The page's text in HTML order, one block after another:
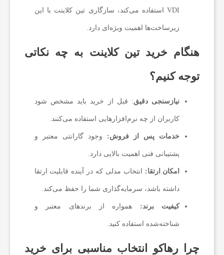
VDI استفاده می‌کند، سازگاری تین کلاینت با این
زیرساخت‌ها اهمیت ویژه‌ای دارد.
هنگام خرید تین کلاینت به چه نکاتی
توجه کنیم؟
نیازسنجی دقیق: قبل از خرید باید مشخص شود
کاربران از چه نرم‌افزارهایی استفاده می‌کنند.
خدمات پس از فروش: وجود گارانتی معتبر و
پشتیبانی فنی اهمیت بالایی دارد.
امکان ارتقا: انتخاب مدلی که در آینده قابلیت ارتقا
داشته باشد، سرمایه‌گذاری شما را حفظ می‌کند.
کیفیت برند: همواره از برندهای معتبر و
شناخته‌شده استفاده کنید.
چرا رهاکو انتخاب مناسبی برای خرید